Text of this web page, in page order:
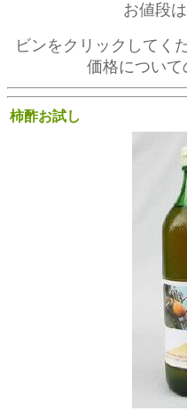
お値段
ビンをクリックしてく
価格について
柿酢お試し